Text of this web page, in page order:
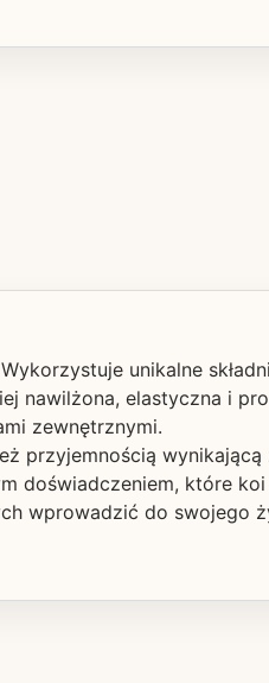
unikalne
nawilżona, elastyczna i
zewnętrznymi.
przyjemnością wynikającą
doświadczeniem, które
wprowadzić do swojego